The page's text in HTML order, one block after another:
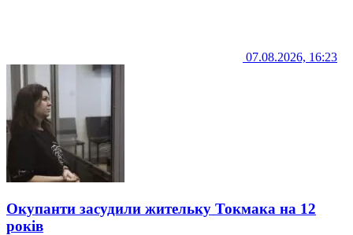
07.08.2026, 16:23
Окупанти засудили жительку Токмака на 12
років